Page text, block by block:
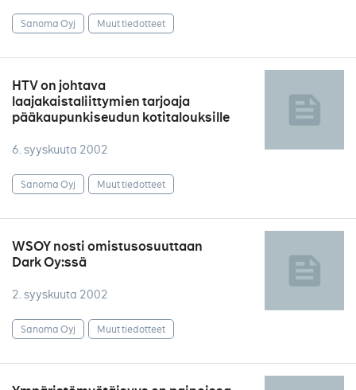
Sanoma Oyj Muut tiedotteet
HTV on johtava
laajakaistaliittymien tarjoaja
pääkaupunkiseudun kotitalouksille
6. syyskuuta 2002
Sanoma Oyj Muut tiedotteet
WSOY nosti omistusosuuttaan
Dark Oy:ssä
2. syyskuuta 2002
Sanoma Oyj Muut tiedotteet